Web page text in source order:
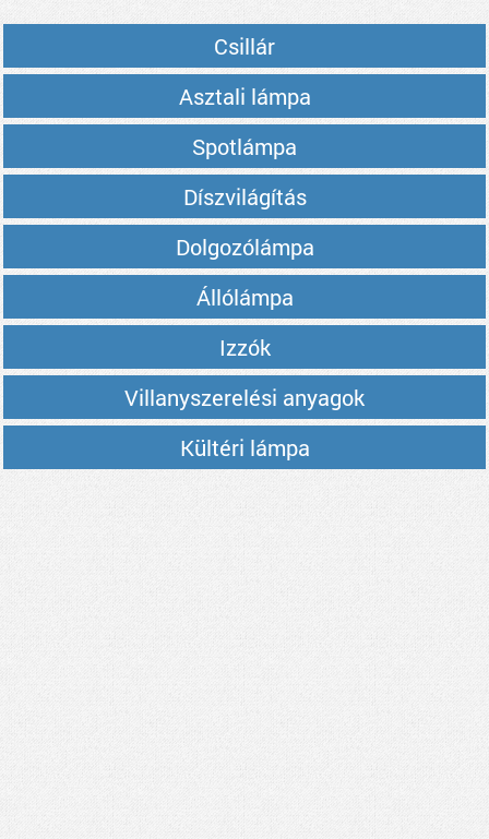
Csillár
Asztali lámpa
Spotlámpa
Díszvilágítás
Dolgozólámpa
Állólámpa
Izzók
Villanyszerelési anyagok
Kültéri lámpa